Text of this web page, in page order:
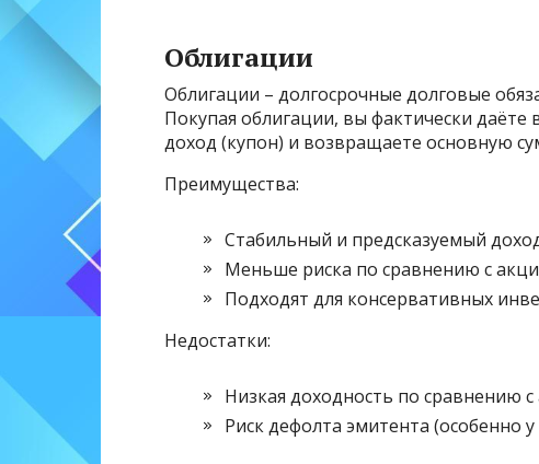
Облигации
Облигации – долгосрочные долговые
Покупая облигации, вы фактически
доход (купон) и возвращаете основную
Преимущества:
Стабильный и предсказуемый
Меньше риска по сравнению с
Подходят для консервативных
Недостатки:
Низкая доходность по сравнению
Риск дефолта эмитента (особенно